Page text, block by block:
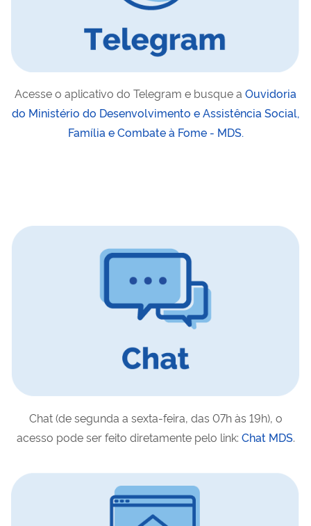
Acesse o aplicativo do Telegram e busque a Ouvidoria
do Ministério do Desenvolvimento e Assistência Social,
Família e Combate à Fome - MDS.
Chat (de segunda a sexta-feira, das 07h às 19h), o
acesso pode ser feito diretamente pelo link: Chat MDS.